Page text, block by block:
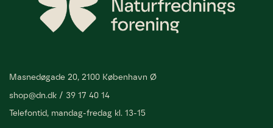
Masnedøgade 20, 2100 København Ø
shop@dn.dk / 39 17 40 14
Telefontid, mandag-fredag kl. 13-15